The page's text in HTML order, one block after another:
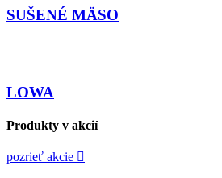
SUŠENÉ MÄSO
LOWA
Produkty v akcií
pozrieť akcie